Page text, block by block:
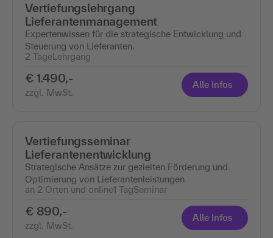
Vertiefungslehrgang
Lieferantenmanagement
Expertenwissen für die strategische Entwicklung und
Steuerung von Lieferanten.
2 TageLehrgang
€ 1.490,-
zzgl. MwSt.
Alle Infos
Vertiefungsseminar
Lieferantenentwicklung
Strategische Ansätze zur gezielten Förderung und
Optimierung von Lieferantenleistungen
an 2 Orten und online1 TagSeminar
€ 890,-
zzgl. MwSt.
Alle Infos